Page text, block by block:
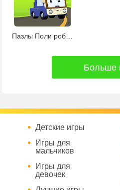
Пазлы Поли робокар
Больше
Детские игры
Игры для
мальчиков
Игры для
девочек